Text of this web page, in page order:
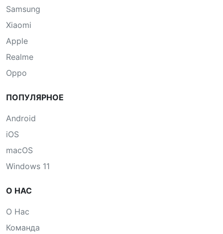
Samsung
Xiaomi
Apple
Realme
Oppo
ПОПУЛЯРНОЕ
Android
iOS
macOS
Windows 11
О НАС
О Нас
Команда